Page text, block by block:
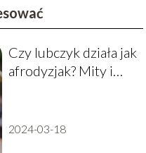
Czy lubczyk działa jak
afrodyzjak? Mity i
2024-03-18